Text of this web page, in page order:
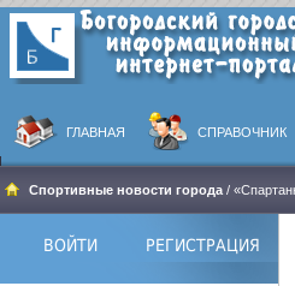
ГЛАВНАЯ СПРАВОЧНИК
Спортивные новости города /
ВОЙТИ РЕГИСТРАЦИЯ